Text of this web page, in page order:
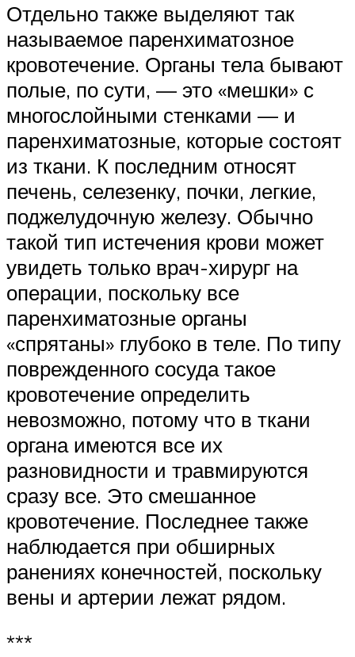
Отдельно также выделяют так
называемое паренхиматозное
кровотечение. Органы тела бывают
полые, по сути, — это «мешки» с
многослойными стенками — и
паренхиматозные, которые состоят
из ткани. К последним относят
печень, селезенку, почки, легкие,
поджелудочную железу. Обычно
такой тип истечения крови может
увидеть только врач-хирург на
операции, поскольку все
паренхиматозные органы
«спрятаны» глубоко в теле. По типу
поврежденного сосуда такое
кровотечение определить
невозможно, потому что в ткани
органа имеются все их
разновидности и травмируются
сразу все. Это смешанное
кровотечение. Последнее также
наблюдается при обширных
ранениях конечностей, поскольку
вены и артерии лежат рядом.
***